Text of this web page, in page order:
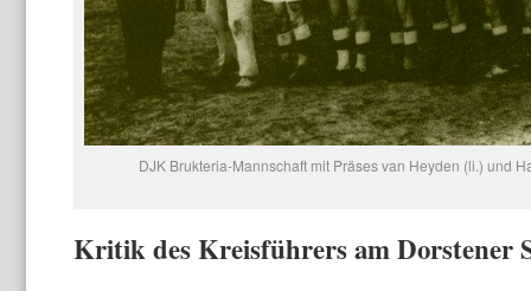
DJK Brukteria-Mannschaft mit Präses van Heyden (li.) und
Kritik des Kreisführers am Dorstener